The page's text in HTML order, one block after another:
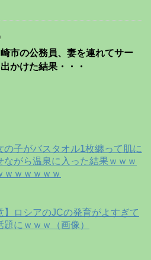
崎市の公務員、妻を連れてサー
かけた結果・・・
の子がバスタオル1枚纏って肌に
ながら温泉に入った結果ｗｗｗ
ｗｗｗｗｗｗ
】ロシアのJCの発育がよすぎて
題にｗｗｗ（画像）